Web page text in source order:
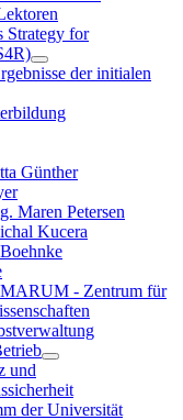
Strategy for
der initialen
Günther
Maren Petersen
Kucera
MARUM - Zentrum für
und
der Universität